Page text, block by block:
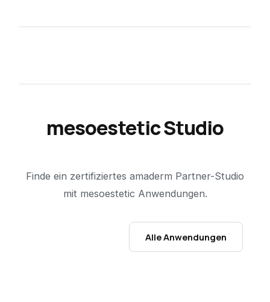
mesoestetic Studio
Finde ein zertifiziertes amaderm Partner-Studio
mit mesoestetic Anwendungen.
Alle Anwendungen